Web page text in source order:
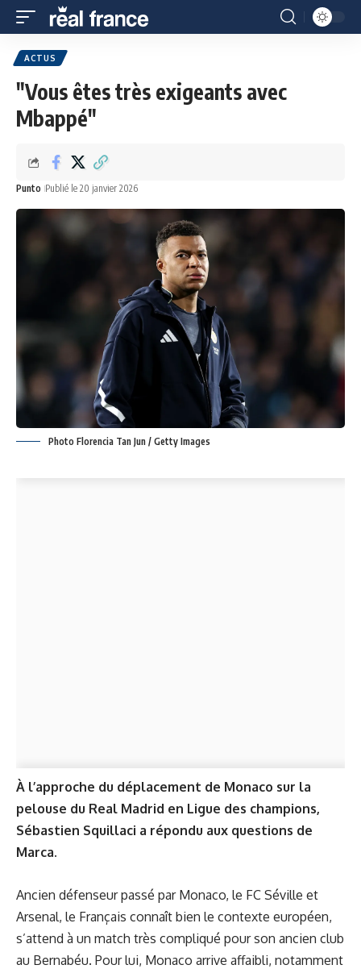
ACTUS
"Vous êtes très exigeants avec
Mbappé"
Punto Publié le 20 janvier 2026
Photo Florencia Tan Jun / Getty Images
À l’approche du déplacement de Monaco sur la
pelouse du Real Madrid en Ligue des champions,
Sébastien Squillaci a répondu aux questions de
Marca.
Ancien défenseur passé par Monaco, le FC Séville et
Arsenal, le Français connaît bien le contexte européen,
s’attend à un match très compliqué pour son ancien club
au Bernabéu. Pour lui, Monaco arrive affaibli, notamment